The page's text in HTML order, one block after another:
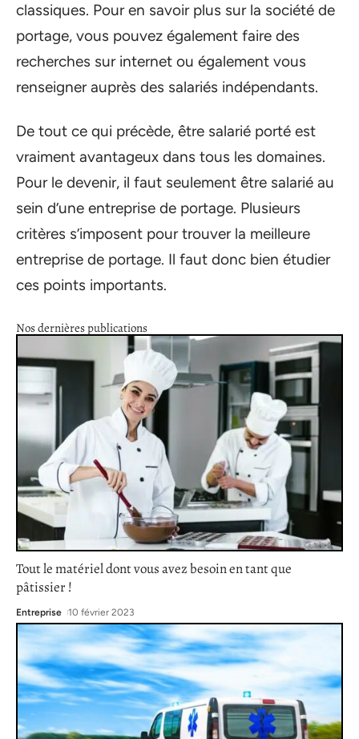
classiques. Pour en savoir plus sur la société de
portage, vous pouvez également faire des
recherches sur internet ou également vous
renseigner auprès des salariés indépendants.
De tout ce qui précède, être salarié porté est
vraiment avantageux dans tous les domaines.
Pour le devenir, il faut seulement être salarié au
sein d’une entreprise de portage. Plusieurs
critères s’imposent pour trouver la meilleure
entreprise de portage. Il faut donc bien étudier
ces points importants.
Nos dernières publications
Tout le matériel dont vous avez besoin en tant que
pâtissier !
Entreprise 10 février 2023